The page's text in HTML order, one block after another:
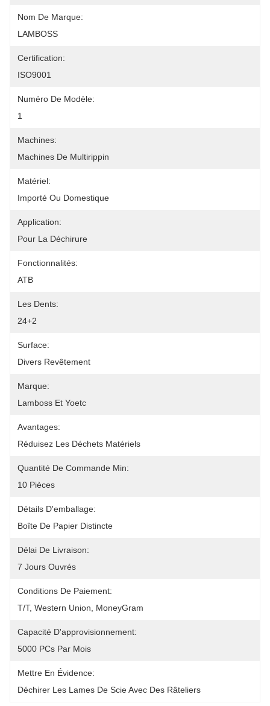
Nom De Marque:
LAMBOSS
Certification:
ISO9001
Numéro De Modèle:
1
Machines:
Machines De Multirippin
Matériel:
Importé Ou Domestique
Application:
Pour La Déchirure
Fonctionnalités:
ATB
Les Dents:
24+2
Surface:
Divers Revêtement
Marque:
Lamboss Et Yoetc
Avantages:
Réduisez Les Déchets Matériels
Quantité De Commande Min:
10 Pièces
Détails D'emballage:
Boîte De Papier Distincte
Délai De Livraison:
7 Jours Ouvrés
Conditions De Paiement:
T/T, Western Union, MoneyGram
Capacité D'approvisionnement:
5000 PCs Par Mois
Mettre En Évidence:
Déchirer Les Lames De Scie Avec Des Râteliers